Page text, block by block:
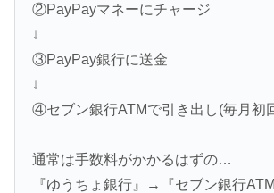
②PayPayマネーにチャージ
↓
③PayPay銀行に送金
↓
④セブン銀行ATMで引き出し(毎月初
通常は手数料がかかるはずの…
『ゆうちょ銀行』→『セブン銀行